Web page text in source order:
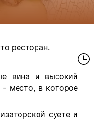
ресторан.
вина и высокий
- место, в которое
суете и